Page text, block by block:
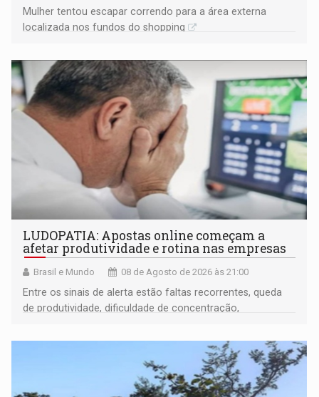
Mulher tentou escapar correndo para a área externa
localizada nos fundos do shopping
LUDOPATIA: Apostas online começam a
afetar produtividade e rotina nas empresas
Brasil e Mundo 08 de Agosto de 2026 às 21:00
Entre os sinais de alerta estão faltas recorrentes, queda
de produtividade, dificuldade de concentração,